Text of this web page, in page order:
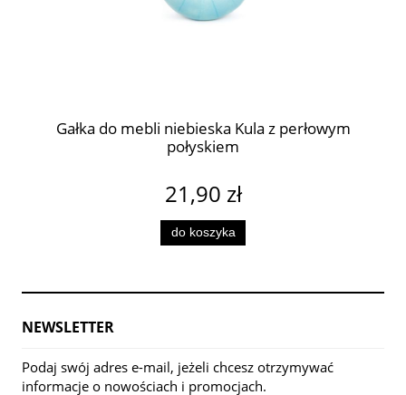
Gałka do mebli niebieska Kula z perłowym
połyskiem
21,90 zł
do koszyka
NEWSLETTER
Podaj swój adres e-mail, jeżeli chcesz otrzymywać
informacje o nowościach i promocjach.